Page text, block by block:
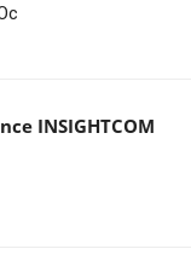
INSIGHTCOM